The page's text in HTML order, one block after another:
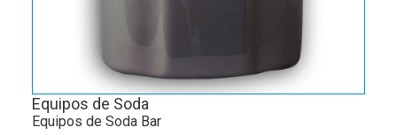
Equipos de Soda
Equipos de Soda Bar